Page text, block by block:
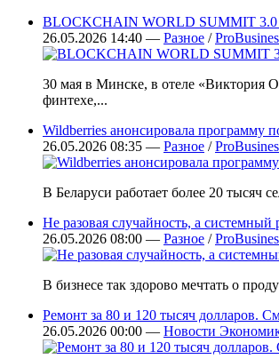
BLOCKCHAIN WORLD SUMMIT 3.0
26.05.2026 14:40 — Разное /
30 мая в Минске, в отеле «Виктория
финтехе,...
Wildberries анонсировала программу
26.05.2026 08:35 — Разное /
В Беларуси работает более 20 тысяч
Не разовая случайность, а
26.05.2026 08:00 — Разное /
В бизнесе так здорово мечтать о
Ремонт за 80 и 120 тысяч долларов.
26.05.2026 00:00 — Новости